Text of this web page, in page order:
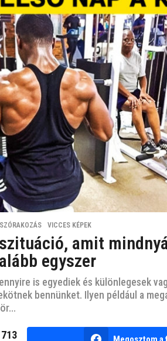
,SZÓRAKOZÁS ,VICCES KÉPEK
amit
egyszer
is egyediek és különlegesek
bennünket. Ilyen például a
713